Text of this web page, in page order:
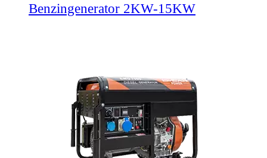
Benzingenerator 2KW-15KW